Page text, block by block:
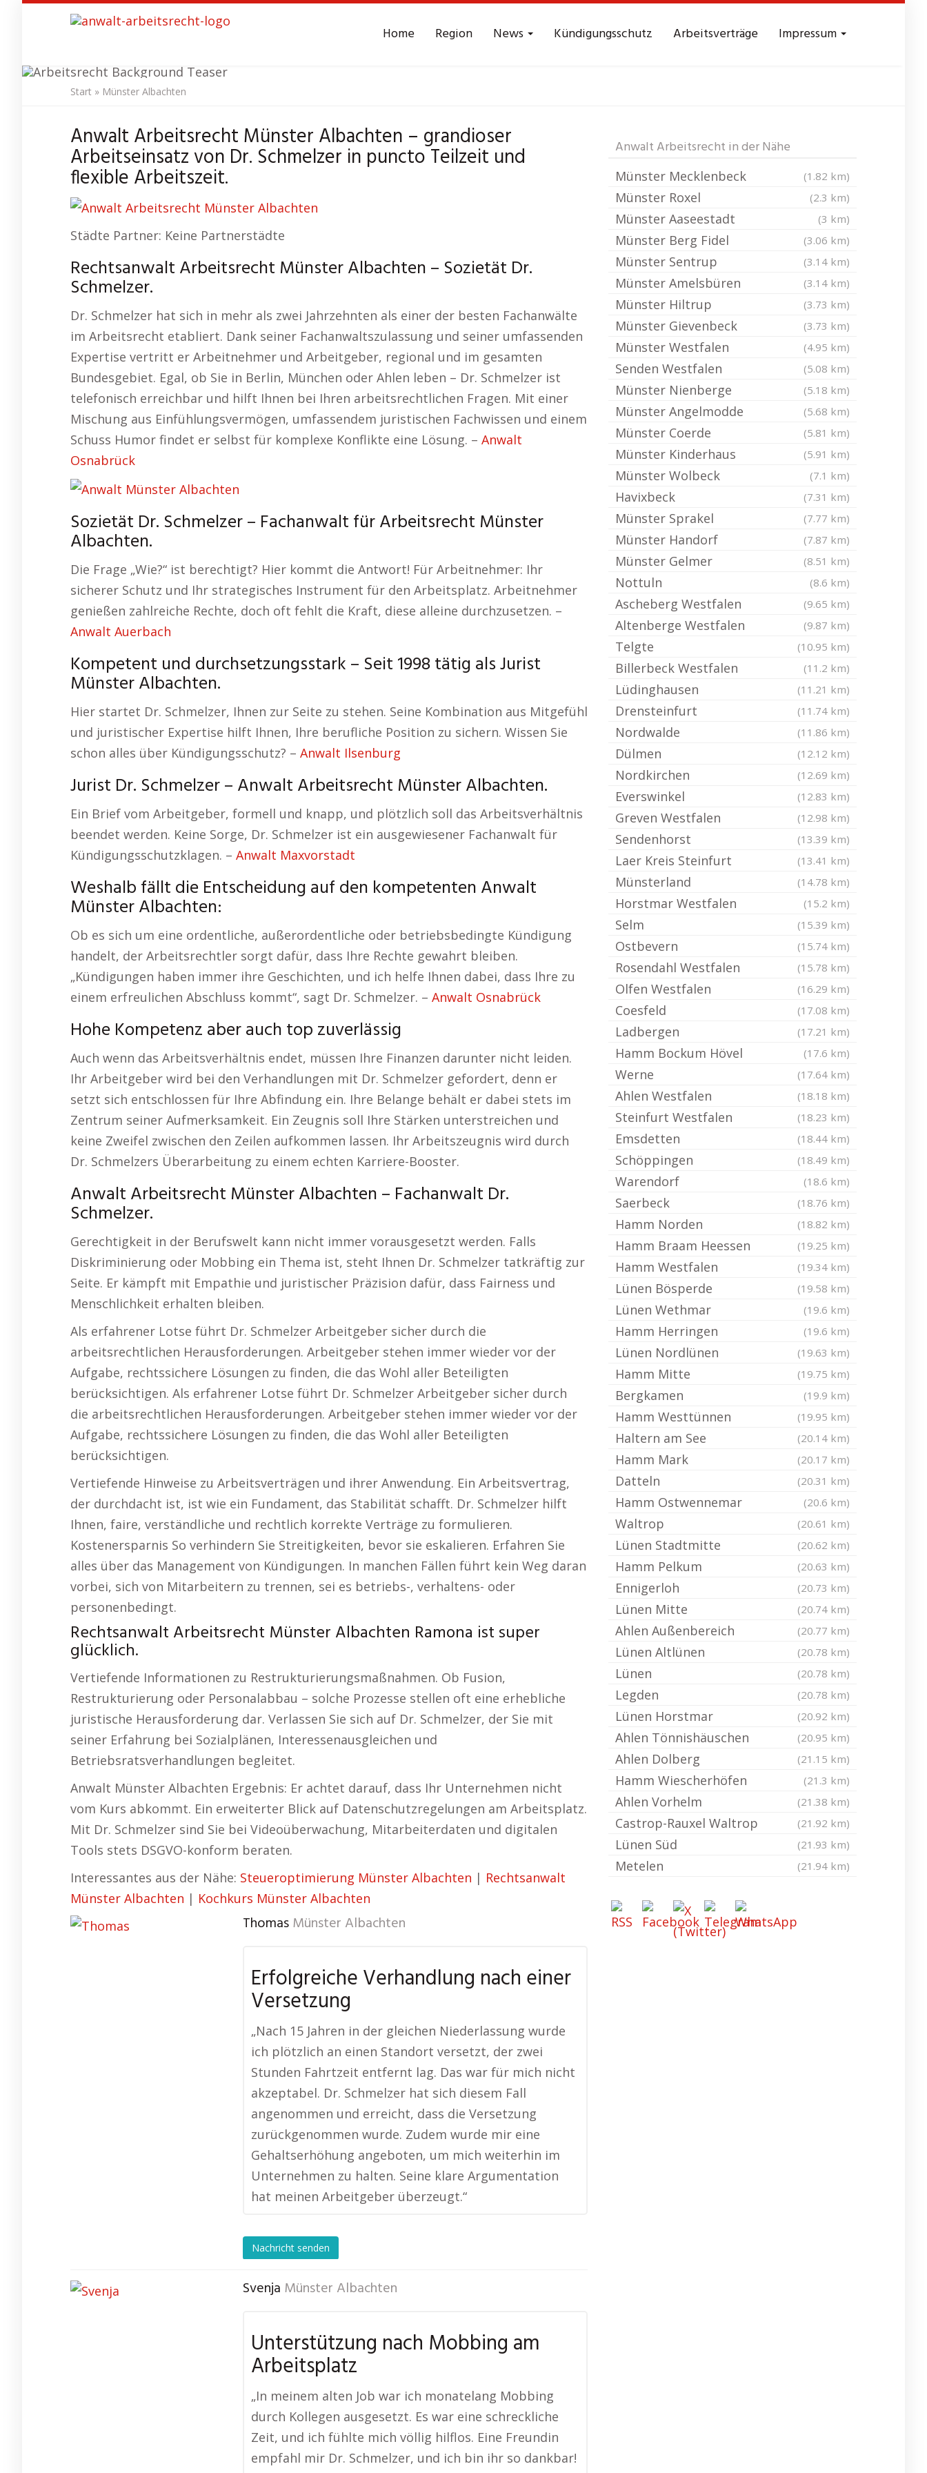
content
Home Region News Kündigungsschutz Arbeitsverträge Impressum
Anwalt Arbeitsrecht Münster Albachten
Start » Münster Albachten
Anwalt Arbeitsrecht Münster Albachten – grandioser
Arbeitseinsatz von Dr. Schmelzer in puncto Teilzeit und
flexible Arbeitszeit.
Städte Partner: Keine Partnerstädte
Rechtsanwalt Arbeitsrecht Münster Albachten – Sozietät Dr.
Schmelzer.
Dr. Schmelzer hat sich in mehr als zwei Jahrzehnten als einer der besten Fachanwälte
im Arbeitsrecht etabliert. Dank seiner Fachanwaltszulassung und seiner umfassenden
Expertise vertritt er Arbeitnehmer und Arbeitgeber, regional und im gesamten
Bundesgebiet. Egal, ob Sie in Berlin, München oder Ahlen leben – Dr. Schmelzer ist
telefonisch erreichbar und hilft Ihnen bei Ihren arbeitsrechtlichen Fragen. Mit einer
Mischung aus Einfühlungsvermögen, umfassendem juristischen Fachwissen und einem
Schuss Humor findet er selbst für komplexe Konflikte eine Lösung. – Anwalt
Osnabrück
Sozietät Dr. Schmelzer – Fachanwalt für Arbeitsrecht Münster
Albachten.
Die Frage „Wie?“ ist berechtigt? Hier kommt die Antwort! Für Arbeitnehmer: Ihr
sicherer Schutz und Ihr strategisches Instrument für den Arbeitsplatz. Arbeitnehmer
genießen zahlreiche Rechte, doch oft fehlt die Kraft, diese alleine durchzusetzen. –
Anwalt Auerbach
Kompetent und durchsetzungsstark – Seit 1998 tätig als Jurist
Münster Albachten.
Hier startet Dr. Schmelzer, Ihnen zur Seite zu stehen. Seine Kombination aus Mitgefühl
und juristischer Expertise hilft Ihnen, Ihre berufliche Position zu sichern. Wissen Sie
schon alles über Kündigungsschutz? – Anwalt Ilsenburg
Jurist Dr. Schmelzer – Anwalt Arbeitsrecht Münster Albachten.
Ein Brief vom Arbeitgeber, formell und knapp, und plötzlich soll das Arbeitsverhältnis
beendet werden. Keine Sorge, Dr. Schmelzer ist ein ausgewiesener Fachanwalt für
Kündigungsschutzklagen. – Anwalt Maxvorstadt
Weshalb fällt die Entscheidung auf den kompetenten Anwalt
Münster Albachten:
Ob es sich um eine ordentliche, außerordentliche oder betriebsbedingte Kündigung
handelt, der Arbeitsrechtler sorgt dafür, dass Ihre Rechte gewahrt bleiben.
„Kündigungen haben immer ihre Geschichten, und ich helfe Ihnen dabei, dass Ihre zu
einem erfreulichen Abschluss kommt“, sagt Dr. Schmelzer. – Anwalt Osnabrück
Hohe Kompetenz aber auch top zuverlässig
Auch wenn das Arbeitsverhältnis endet, müssen Ihre Finanzen darunter nicht leiden.
Ihr Arbeitgeber wird bei den Verhandlungen mit Dr. Schmelzer gefordert, denn er
setzt sich entschlossen für Ihre Abfindung ein. Ihre Belange behält er dabei stets im
Zentrum seiner Aufmerksamkeit. Ein Zeugnis soll Ihre Stärken unterstreichen und
keine Zweifel zwischen den Zeilen aufkommen lassen. Ihr Arbeitszeugnis wird durch
Dr. Schmelzers Überarbeitung zu einem echten Karriere-Booster.
Anwalt Arbeitsrecht Münster Albachten – Fachanwalt Dr.
Schmelzer.
Gerechtigkeit in der Berufswelt kann nicht immer vorausgesetzt werden. Falls
Diskriminierung oder Mobbing ein Thema ist, steht Ihnen Dr. Schmelzer tatkräftig zur
Seite. Er kämpft mit Empathie und juristischer Präzision dafür, dass Fairness und
Menschlichkeit erhalten bleiben.
Als erfahrener Lotse führt Dr. Schmelzer Arbeitgeber sicher durch die
arbeitsrechtlichen Herausforderungen. Arbeitgeber stehen immer wieder vor der
Aufgabe, rechtssichere Lösungen zu finden, die das Wohl aller Beteiligten
berücksichtigen. Als erfahrener Lotse führt Dr. Schmelzer Arbeitgeber sicher durch
die arbeitsrechtlichen Herausforderungen. Arbeitgeber stehen immer wieder vor der
Aufgabe, rechtssichere Lösungen zu finden, die das Wohl aller Beteiligten
berücksichtigen.
Vertiefende Hinweise zu Arbeitsverträgen und ihrer Anwendung. Ein Arbeitsvertrag,
der durchdacht ist, ist wie ein Fundament, das Stabilität schafft. Dr. Schmelzer hilft
Ihnen, faire, verständliche und rechtlich korrekte Verträge zu formulieren.
Kostenersparnis So verhindern Sie Streitigkeiten, bevor sie eskalieren. Erfahren Sie
alles über das Management von Kündigungen. In manchen Fällen führt kein Weg daran
vorbei, sich von Mitarbeitern zu trennen, sei es betriebs-, verhaltens- oder
personenbedingt.
Rechtsanwalt Arbeitsrecht Münster Albachten Ramona ist super
glücklich.
Vertiefende Informationen zu Restrukturierungsmaßnahmen. Ob Fusion,
Restrukturierung oder Personalabbau – solche Prozesse stellen oft eine erhebliche
juristische Herausforderung dar. Verlassen Sie sich auf Dr. Schmelzer, der Sie mit
seiner Erfahrung bei Sozialplänen, Interessenausgleichen und
Betriebsratsverhandlungen begleitet.
Anwalt Münster Albachten Ergebnis: Er achtet darauf, dass Ihr Unternehmen nicht
vom Kurs abkommt. Ein erweiterter Blick auf Datenschutzregelungen am Arbeitsplatz.
Mit Dr. Schmelzer sind Sie bei Videoüberwachung, Mitarbeiterdaten und digitalen
Tools stets DSGVO-konform beraten.
Interessantes aus der Nähe: Steueroptimierung Münster Albachten | Rechtsanwalt
Münster Albachten | Kochkurs Münster Albachten
ThomasMünster Albachten
Erfolgreiche Verhandlung nach einer
Versetzung
„Nach 15 Jahren in der gleichen Niederlassung wurde
ich plötzlich an einen Standort versetzt, der zwei
Stunden Fahrtzeit entfernt lag. Das war für mich nicht
akzeptabel. Dr. Schmelzer hat sich diesem Fall
angenommen und erreicht, dass die Versetzung
zurückgenommen wurde. Zudem wurde mir eine
Gehaltserhöhung angeboten, um mich weiterhin im
Unternehmen zu halten. Seine klare Argumentation
hat meinen Arbeitgeber überzeugt.“
Nachricht senden
Svenja Münster Albachten
Unterstützung nach Mobbing am
Arbeitsplatz
„In meinem alten Job war ich monatelang Mobbing
durch Kollegen ausgesetzt. Es war eine schreckliche
Zeit, und ich fühlte mich völlig hilflos. Eine Freundin
empfahl mir Dr. Schmelzer, und ich bin ihr so dankbar!
Anwalt Arbeitsrecht in der Nähe
Münster Mecklenbeck (1.82 km)
Münster Roxel (2.3 km)
Münster Aaseestadt (3 km)
Münster Berg Fidel (3.06 km)
Münster Sentrup (3.14 km)
Münster Amelsbüren (3.14 km)
Münster Hiltrup (3.73 km)
Münster Gievenbeck (3.73 km)
Münster Westfalen (4.95 km)
Senden Westfalen (5.08 km)
Münster Nienberge (5.18 km)
Münster Angelmodde (5.68 km)
Münster Coerde (5.81 km)
Münster Kinderhaus (5.91 km)
Münster Wolbeck (7.1 km)
Havixbeck (7.31 km)
Münster Sprakel (7.77 km)
Münster Handorf (7.87 km)
Münster Gelmer (8.51 km)
Nottuln (8.6 km)
Ascheberg Westfalen (9.65 km)
Altenberge Westfalen (9.87 km)
Telgte (10.95 km)
Billerbeck Westfalen (11.2 km)
Lüdinghausen (11.21 km)
Drensteinfurt (11.74 km)
Nordwalde (11.86 km)
Dülmen (12.12 km)
Nordkirchen (12.69 km)
Everswinkel (12.83 km)
Greven Westfalen (12.98 km)
Sendenhorst (13.39 km)
Laer Kreis Steinfurt (13.41 km)
Münsterland (14.78 km)
Horstmar Westfalen (15.2 km)
Selm (15.39 km)
Ostbevern (15.74 km)
Rosendahl Westfalen (15.78 km)
Olfen Westfalen (16.29 km)
Coesfeld (17.08 km)
Ladbergen (17.21 km)
Hamm Bockum Hövel (17.6 km)
Werne (17.64 km)
Ahlen Westfalen (18.18 km)
Steinfurt Westfalen (18.23 km)
Emsdetten (18.44 km)
Schöppingen (18.49 km)
Warendorf (18.6 km)
Saerbeck (18.76 km)
Hamm Norden (18.82 km)
Hamm Braam Heessen (19.25 km)
Hamm Westfalen (19.34 km)
Lünen Bösperde (19.58 km)
Lünen Wethmar (19.6 km)
Hamm Herringen (19.6 km)
Lünen Nordlünen (19.63 km)
Hamm Mitte (19.75 km)
Bergkamen (19.9 km)
Hamm Westtünnen (19.95 km)
Haltern am See (20.14 km)
Hamm Mark (20.17 km)
Datteln (20.31 km)
Hamm Ostwennemar (20.6 km)
Waltrop (20.61 km)
Lünen Stadtmitte (20.62 km)
Hamm Pelkum (20.63 km)
Ennigerloh (20.73 km)
Lünen Mitte (20.74 km)
Ahlen Außenbereich (20.77 km)
Lünen Altlünen (20.78 km)
Lünen (20.78 km)
Legden (20.78 km)
Lünen Horstmar (20.92 km)
Ahlen Tönnishäuschen (20.95 km)
Ahlen Dolberg (21.15 km)
Hamm Wiescherhöfen (21.3 km)
Ahlen Vorhelm (21.38 km)
Castrop-Rauxel Waltrop (21.92 km)
Lünen Süd (21.93 km)
Metelen (21.94 km)